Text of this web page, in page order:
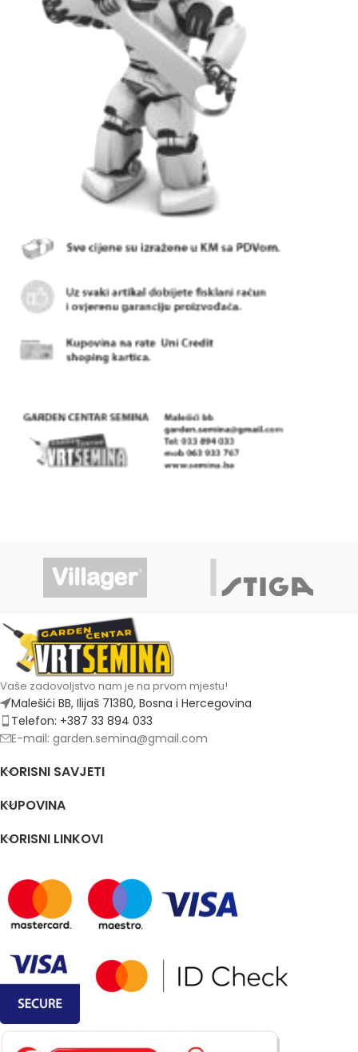
Vaše zadovoljstvo nam je na prvom mjestu!
Malešići BB, Ilijaš 71380, Bosna i Hercegovina
Telefon: +387 33 894 033
E-mail: garden.semina@gmail.com
KORISNI SAVJETI
KUPOVINA
KORISNI LINKOVI